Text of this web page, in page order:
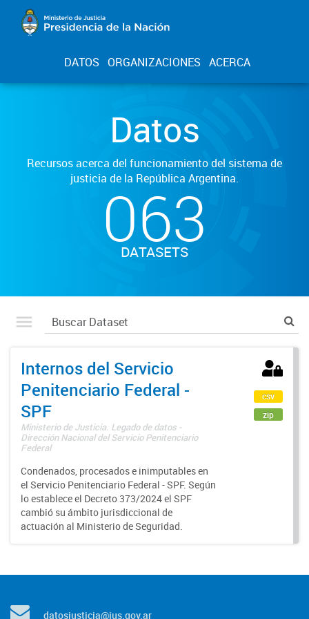
DATOS ORGANIZACIONES ACERCA
Datos
Recursos acerca del funcionamiento del sistema de
justicia de la República Argentina.
063
DATASETS
Internos del Servicio
Penitenciario Federal -
SPF
Ministerio de Justicia. Legado de datos -
Dirección Nacional del Servicio Penitenciario
Federal
Condenados, procesados e inimputables en
el Servicio Penitenciario Federal - SPF. Según
lo establece el Decreto 373/2024 el SPF
cambió su ámbito jurisdiccional de
actuación al Ministerio de Seguridad.
csv
zip
datosjusticia@jus.gov.ar